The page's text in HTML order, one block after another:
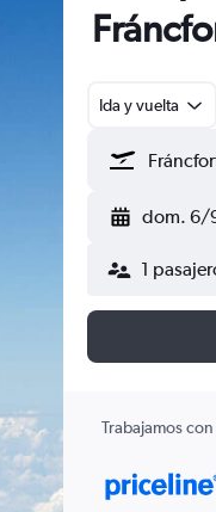
Ida y vuelta
dom. 6/
1
Trabajamos